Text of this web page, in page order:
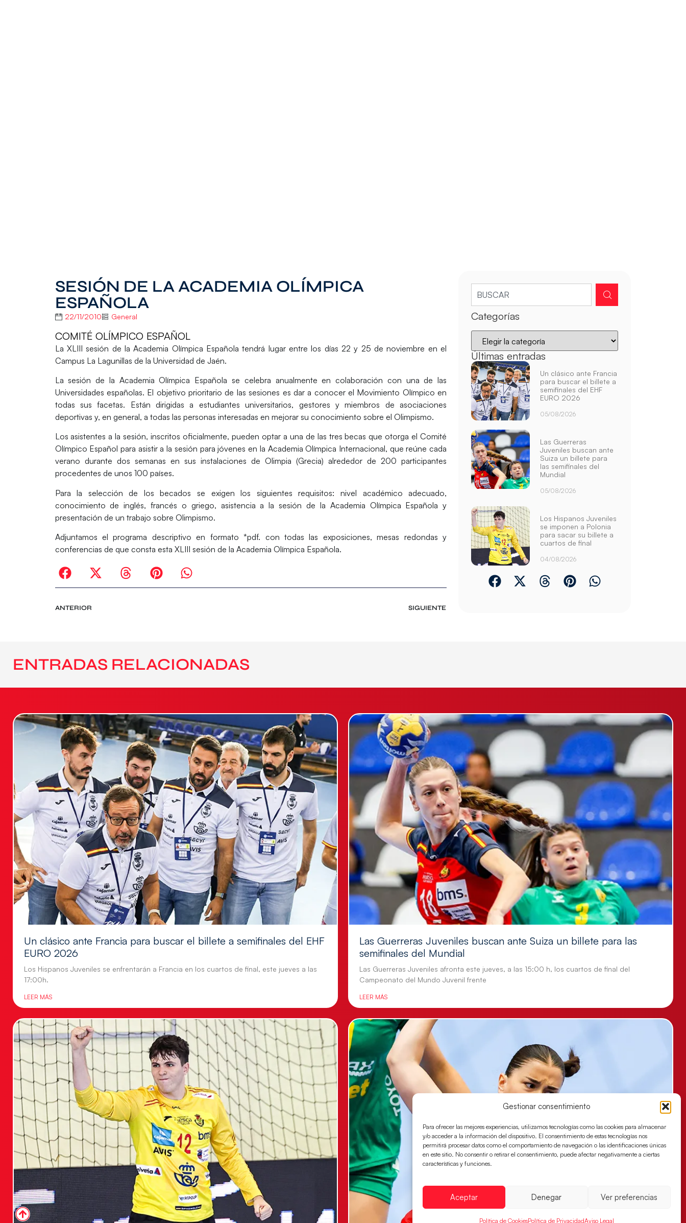
Gestionar consentimiento
Para ofrecer las mejores experiencias, utilizamos tecnologías como las cookies para almacenar
y/o acceder a la información del dispositivo. El consentimiento de estas tecnologías nos
permitirá procesar datos como el comportamiento de navegación o las identificaciones únicas
en este sitio. No consentir o retirar el consentimiento, puede afectar negativamente a ciertas
características y funciones.
Aceptar Denegar Ver preferencias
Política de CookiesPolítica de PrivacidadAviso Legal
SESIÓN DE LA ACADEMIA OLÍMPICA
ESPAÑOLA
22/11/2010 General
COMITÉ OLÍMPICO ESPAÑOL
La XLIII sesión de la Academia Olímpica Española tendrá lugar entre los días 22 y 25 de noviembre en el
Campus La Lagunillas de la Universidad de Jaén.
La sesión de la Academia Olímpica Española se celebra anualmente en colaboración con una de las
Universidades españolas. El objetivo prioritario de las sesiones es dar a conocer el Movimiento Olímpico en
todas sus facetas. Están dirigidas a estudiantes universitarios, gestores y miembros de asociaciones
deportivas y, en general, a todas las personas interesadas en mejorar su conocimiento sobre el Olimpismo.
Los asistentes a la sesión, inscritos oficialmente, pueden optar a una de las tres becas que otorga el Comité
Olímpico Español para asistir a la sesión para jóvenes en la Academia Olímpica Internacional, que reúne cada
verano durante dos semanas en sus instalaciones de Olimpia (Grecia) alrededor de 200 participantes
procedentes de unos 100 países.
Para la selección de los becados se exigen los siguientes requisitos: nivel académico adecuado,
conocimiento de inglés, francés o griego, asistencia a la sesión de la Academia Olímpica Española y
presentación de un trabajo sobre Olimpismo.
Adjuntamos el programa descriptivo en formato *pdf. con todas las exposiciones, mesas redondas y
conferencias de que consta esta XLIII sesión de la Academia Olímpica Española.
ANTERIOR SIGUIENTE
Categorías
Últimas entradas
Un clásico ante Francia
para buscar el billete a
semifinales del EHF
EURO 2026
05/08/2026
Las Guerreras
Juveniles buscan ante
Suiza un billete para
las semifinales del
Mundial
05/08/2026
Los Hispanos Juveniles
se imponen a Polonia
para sacar su billete a
cuartos de final
04/08/2026
ENTRADAS RELACIONADAS
Un clásico ante Francia para buscar el billete a semifinales del EHF
EURO 2026
Los Hispanos Juveniles se enfrentarán a Francia en los cuartos de final, este jueves a las
17:00h.
LEER MÁS
Las Guerreras Juveniles buscan ante Suiza un billete para las
semifinales del Mundial
Las Guerreras Juveniles afronta este jueves, a las 15:00 h, los cuartos de final del
Campeonato del Mundo Juvenil frente
LEER MÁS